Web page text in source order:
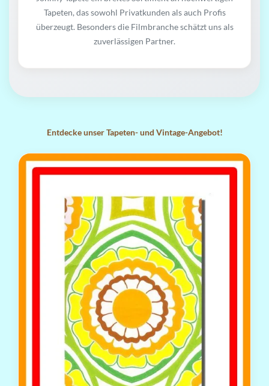
Tapeten, das sowohl Privatkunden als auch Profis
überzeugt. Besonders die Filmbranche schätzt uns als
zuverlässigen Partner.
Entdecke unser Tapeten- und Vintage-Angebot!